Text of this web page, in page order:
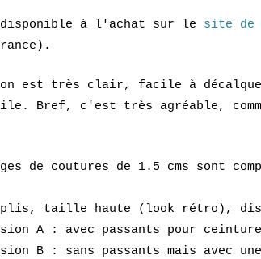
à l'achat sur le site de
est très clair, facile à
Bref, c'est très agréable,
de coutures de 1.5 cms sont
plis, taille haute (look rétro),
A : avec passants pour ceinture
B : sans passants mais avec